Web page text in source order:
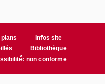
Infos site
Bibliothèque
non conforme